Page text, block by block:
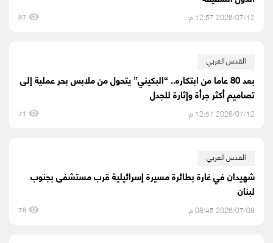
2026/07/12 12:57 م 87
القدس العربي
بعد 80 عاما من ابتكاره.. “البكيني” يتحول من ملابس بحر عملية إلى
تصاميم أكثر جرأة وإثارة للجدل
2026/07/12 12:57 م 71
القدس العربي
شهيدان في غارة بطائرة مسيرة إسرائيلية قرب مستشفى بجنوب
لبنان
2026/07/08 08:45 م 78